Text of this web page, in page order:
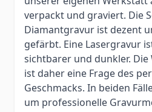
verpackt und graviert. Die
Diamantgravur ist dezent
gefärbt. Eine Lasergravur
sichtbarer und dunkler.
ist daher eine Frage des
Geschmacks. In beiden
um professionelle